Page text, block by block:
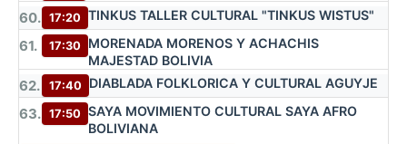
60. 17:20 TINKUS TALLER CULTURAL "TINKUS WISTUS"
61. 17:30
MORENADA MORENOS Y ACHACHIS
MAJESTAD BOLIVIA
62. 17:40 DIABLADA FOLKLORICA Y CULTURAL AGUYJE
63. 17:50 SAYA MOVIMIENTO CULTURAL SAYA AFRO
BOLIVIANA